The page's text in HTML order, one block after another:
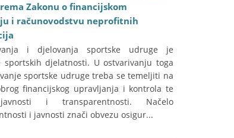
Zakonu o financijskom
i računovodstvu neprofitnih
i djelovanja sportske udruge je
sportskih djelatnosti. U ostvarivanju toga
sportske udruge treba se temeljiti na
financijskog upravljanja i kontrola te
i transparentnosti. Načelo
i javnosti znači obvezu osigur...